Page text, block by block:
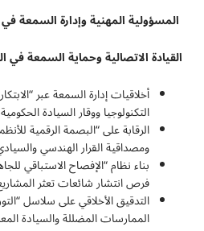
المسؤولية المهنية وإدارة السمعة
القيادة الاتصالية وحماية السمعة في
أخلاقيات إدارة السمعة عبر
التكنولوجيا ووقار السيادة
الرقابة على “البصمة الرقمية
ومصداقية القرار الهندسي
بناء نظام “الإفصاح الاستباقي
فرص انتشار شائعات تعثر
التدقيق الأخلاقي على سلاسل
الممارسات المضللة والسيادة